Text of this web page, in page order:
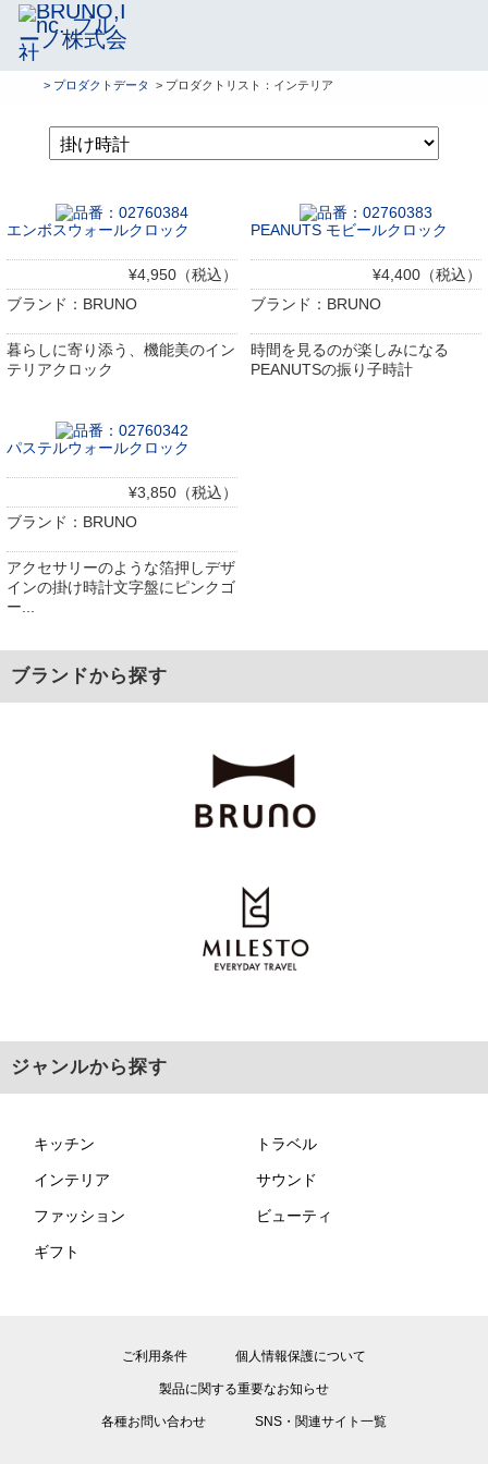
> プロダクトデータ > プロダクトリスト：インテリア
エンボスウォールクロック
¥4,950（税込）
ブランド：BRUNO
暮らしに寄り添う、機能美のイン
テリアクロック
PEANUTS モビールクロック
¥4,400（税込）
ブランド：BRUNO
時間を見るのが楽しみになる
PEANUTSの振り子時計
パステルウォールクロック
¥3,850（税込）
ブランド：BRUNO
アクセサリーのような箔押しデザ
インの掛け時計文字盤にピンクゴ
ー...
ブランドから探す
ジャンルから探す
キッチン トラベル
インテリア サウンド
ファッション ビューティ
ギフト
ご利用条件 個人情報保護について
製品に関する重要なお知らせ
各種お問い合わせ SNS・関連サイト一覧